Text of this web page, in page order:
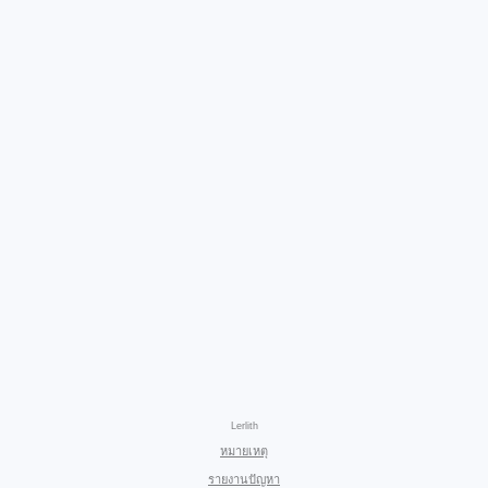
Lerlith
หมายเหตุ
รายงานปัญหา